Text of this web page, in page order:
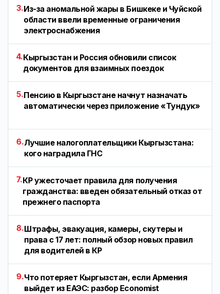
3.Из-за аномальной жары в Бишкеке и Чуйской
области ввели временные ограничения
электроснабжения
4.Кыргызстан и Россия обновили список
документов для взаимных поездок
5.Пенсию в Кыргызстане начнут назначать
автоматически через приложение «Тундук»
6.Лучшие налогоплательщики Кыргызстана:
кого наградила ГНС
7.КР ужесточает правила для получения
гражданства: введен обязательный отказ от
прежнего паспорта
8.Штрафы, эвакуация, камеры, скутеры и
права с 17 лет: полный обзор новых правил
для водителей в КР
9.Что потеряет Кыргызстан, если Армения
выйдет из ЕАЭС: разбор Economist